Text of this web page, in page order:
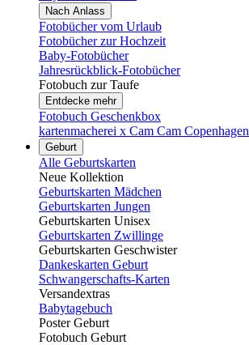
Nach Anlass
Fotobücher vom Urlaub
Fotobücher zur Hochzeit
Baby-Fotobücher
Jahresrückblick-Fotobücher
Fotobuch zur Taufe
Entdecke mehr
Fotobuch Geschenkbox
kartenmacherei x Cam Cam Copenhagen
Geburt
Alle Geburtskarten
Neue Kollektion
Geburtskarten Mädchen
Geburtskarten Jungen
Geburtskarten Unisex
Geburtskarten Zwillinge
Geburtskarten Geschwister
Dankeskarten Geburt
Schwangerschafts-Karten
Versandextras
Babytagebuch
Poster Geburt
Fotobuch Geburt